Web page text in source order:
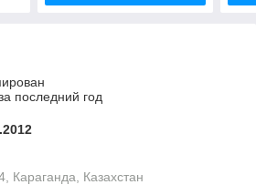
последний год
Караганда, Казахстан